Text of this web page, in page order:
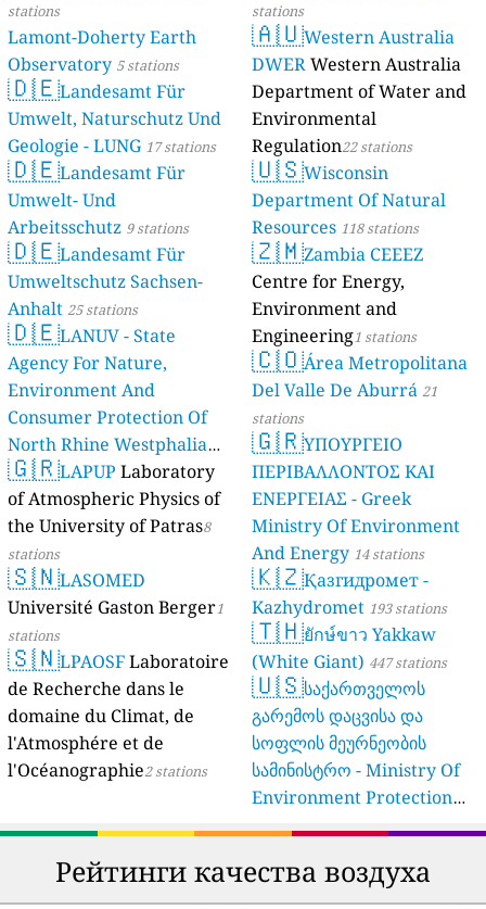
stations
Lamont-Doherty Earth
Observatory 5 stations
🇩🇪Landesamt Für
Umwelt, Naturschutz Und
Geologie - LUNG 17 stations
🇩🇪Landesamt Für
Umwelt- Und
Arbeitsschutz 9 stations
🇩🇪Landesamt Für
Umweltschutz Sachsen-
Anhalt 25 stations
🇩🇪LANUV - State
Agency For Nature,
Environment And
Consumer Protection Of
North Rhine Westphalia
(Landesamt Für Natur,
Umwelt Und
Verbraucherschutz NRW)
61 stations
🇬🇷LAPUP Laboratory
of Atmospheric Physics of
the University of Patras8
stations
🇸🇳LASOMED
Université Gaston Berger1
stations
🇸🇳LPAOSF Laboratoire
de Recherche dans le
domaine du Climat, de
l'Atmosphére et de
l'Océanographie2 stations
stations
🇦🇺Western Australia
DWERWestern Australia
Department of Water and
Environmental
Regulation22 stations
🇺🇸Wisconsin
Department Of Natural
Resources 118 stations
🇿🇲Zambia CEEEZ
Centre for Energy,
Environment and
Engineering1 stations
🇨🇴Área Metropolitana
Del Valle De Aburrá 21
stations
🇬🇷ΥΠΟΥΡΓΕΙΟ
ΠΕΡΙΒΑΛΛΟΝΤΟΣ ΚΑΙ
ΕΝΕΡΓΕΙΑΣ - Greek
Ministry Of Environment
And Energy 14 stations
🇰🇿Қазгидромет -
Kazhydromet 193 stations
🇹🇭ยักษ์ขาว Yakkaw
(White Giant) 447 stations
🇺🇸საქართველოს
გარემოს დაცვისა და
სოფლის მეურნეობის
სამინისტრო - Ministry Of
Environment Protection
Рейтинги качества воздуха